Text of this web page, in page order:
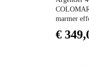
marmer
€